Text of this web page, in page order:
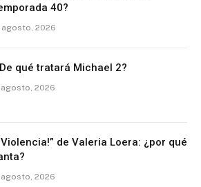
40?
agosto, 2026
qué tratará Michael 2?
agosto, 2026
de Valeria Loera: ¿por qué
agosto, 2026